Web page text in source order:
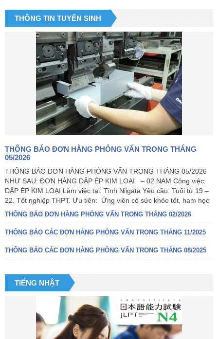
THÔNG TIN TUYỂN SINH
THÔNG BÁO ĐƠN HÀNG PHỎNG VẤN TRONG THÁNG
05/2026
THÔNG BÁO ĐƠN HÀNG PHỎNG VẤN TRONG THÁNG 05/2026
NHƯ SAU: ĐƠN HÀNG DẬP ÉP KIM LOẠI – 02 NAM Công việc:
DẬP ÉP KIM LOẠI Làm việc tại: Tỉnh Niigata Yêu cầu: Tuổi từ 19 –
22. Tốt nghiệp THPT. Ưu tiên: Ứng viên có sức khỏe tốt, ham học
THÔNG BÁO ĐƠN HÀNG PHỎNG VẤN TRONG THÁNG 02/2026
THÔNG BÁO CÁC ĐƠN HÀNG PHỎNG VẤN TRONG THÁNG 11/2025
THÔNG BÁO CÁC ĐƠN HÀNG PHỎNG VẤN TRONG THÁNG 08/2025
TIẾNG NHẬT